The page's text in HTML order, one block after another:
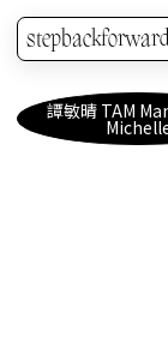
譚敏晴 TAM